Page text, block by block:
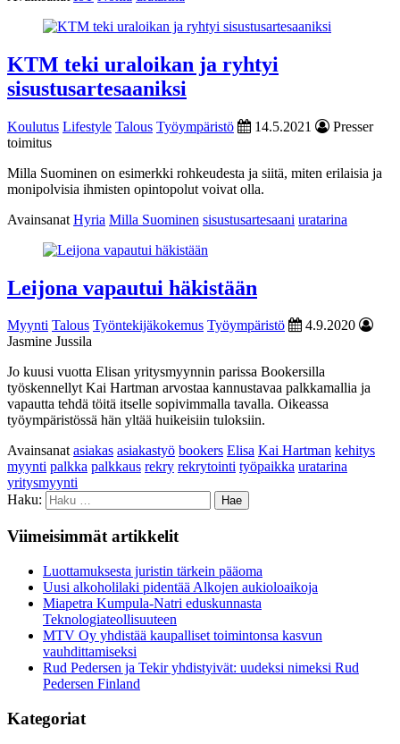
KTM teki uraloikan ja ryhtyi
sisustusartesaaniksi
Koulutus Lifestyle Talous Työympäristö 14.5.2021
Presser
toimitus
Milla Suominen on esimerkki rohkeudesta ja siitä, miten erilaisia ja
monipolvisia ihmisten opintopolut voivat olla.
Avainsanat Hyria Milla Suominen sisustusartesaani uratarina
Leijona vapautui häkistään
Myynti Talous Työntekijäkokemus Työympäristö
4.9.2020
Jasmine Jussila
Jo kuusi vuotta Elisan yritysmyynnin parissa Bookersilla
työskennellyt Kai Hartman arvostaa kannustavaa palkkamallia ja
vapautta tehdä töitä itselle sopivimmalla tavalla. Oikeassa
työympäristössä hän yltää huikeisiin tuloksiin.
Avainsanatasiakas asiakastyö bookers Elisa Kai Hartman kehitys
myynti palkka palkkaus rekry rekrytointi työpaikka uratarina
yritysmyynti
Haku:
Viimeisimmät artikkelit
Luottamuksesta juristin tärkein pääoma
Uusi alkoholilaki pidentää Alkojen aukioloaikoja
Miapetra Kumpula-Natri eduskunnasta
Teknologiateollisuuteen
MTV Oy yhdistää kaupalliset toimintonsa kasvun
vauhdittamiseksi
Rud Pedersen ja Tekir yhdistyivät: uudeksi nimeksi Rud
Pedersen Finland
Kategoriat